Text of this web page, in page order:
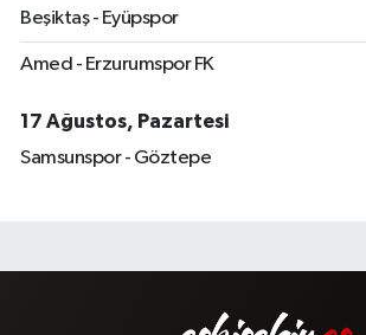
Beşiktaş - Eyüpspor
Amed - Erzurumspor FK
17 Ağustos, Pazartesi
Samsunspor - Göztepe